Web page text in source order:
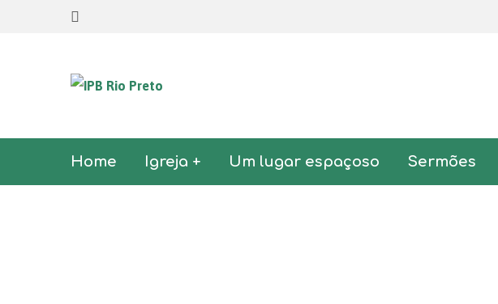
Home Igreja + Um lugar espaçoso Sermões